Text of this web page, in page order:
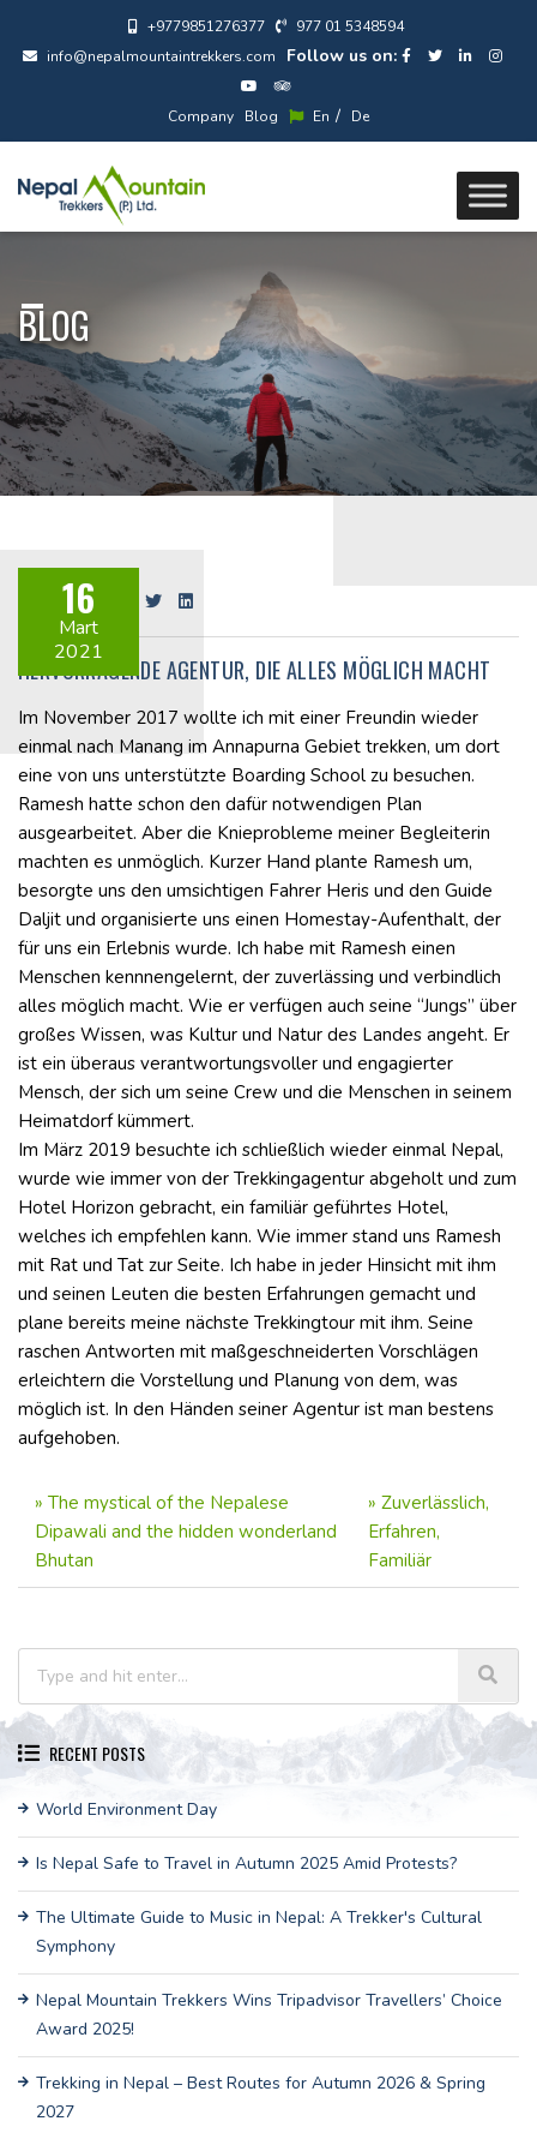
+9779851276377
977 01 5348594
info@nepalmountaintrekkers.com
Follow us on:
Company Blog En / De
BLOG
16
Mart
2021
Share on:
HERVORRAGENDE AGENTUR, DIE ALLES MÖGLICH MACHT
Im November 2017 wollte ich mit einer Freundin wieder
einmal nach Manang im Annapurna Gebiet trekken, um dort
eine von uns unterstützte Boarding School zu besuchen.
Ramesh hatte schon den dafür notwendigen Plan
ausgearbeitet. Aber die Knieprobleme meiner Begleiterin
machten es unmöglich. Kurzer Hand plante Ramesh um,
besorgte uns den umsichtigen Fahrer Heris und den Guide
Daljit und organisierte uns einen Homestay-Aufenthalt, der
für uns ein Erlebnis wurde. Ich habe mit Ramesh einen
Menschen kennnengelernt, der zuverlässing und verbindlich
alles möglich macht. Wie er verfügen auch seine “Jungs” über
großes Wissen, was Kultur und Natur des Landes angeht. Er
ist ein überaus verantwortungsvoller und engagierter
Mensch, der sich um seine Crew und die Menschen in seinem
Heimatdorf kümmert.
Im März 2019 besuchte ich schließlich wieder einmal Nepal,
wurde wie immer von der Trekkingagentur abgeholt und zum
Hotel Horizon gebracht, ein familiär geführtes Hotel,
welches ich empfehlen kann. Wie immer stand uns Ramesh
mit Rat und Tat zur Seite. Ich habe in jeder Hinsicht mit ihm
und seinen Leuten die besten Erfahrungen gemacht und
plane bereits meine nächste Trekkingtour mit ihm. Seine
raschen Antworten mit maßgeschneiderten Vorschlägen
erleichtern die Vorstellung und Planung von dem, was
möglich ist. In den Händen seiner Agentur ist man bestens
aufgehoben.
» The mystical of the Nepalese
Dipawali and the hidden wonderland
Bhutan
» Zuverlässlich,
Erfahren,
Familiär
RECENT POSTS
World Environment Day
Is Nepal Safe to Travel in Autumn 2025 Amid Protests?
The Ultimate Guide to Music in Nepal: A Trekker's Cultural
Symphony
Nepal Mountain Trekkers Wins Tripadvisor Travellers’ Choice
Award 2025!
Trekking in Nepal – Best Routes for Autumn 2026 & Spring
2027